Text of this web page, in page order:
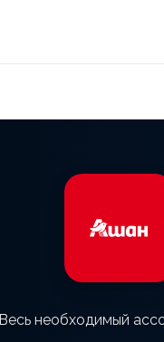
необходимый